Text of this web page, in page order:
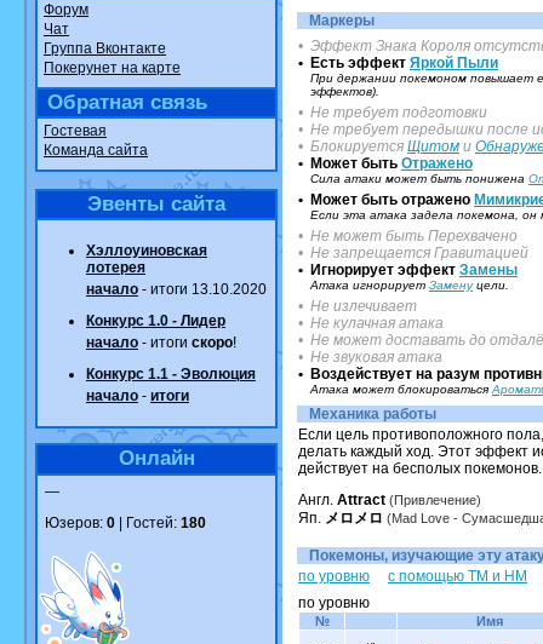
Форум
Чат
Группа Вконтакте
Покерунет на карте
Обратная связь
Гостевая
Команда сайта
Эвенты сайта
Хэллоуиновская
лотерея
начало - итоги 13.10.2020
Конкурс 1.0 - Лидер
начало - итоги скоро!
Конкурс 1.1 - Эволюция
начало - итоги
Онлайн
—
Юзеров: 0 | Гостей: 180
Маркеры
• Эффект Знака Короля
• Есть эффект Яркой Пыли
При держании покемоном повышает
эффектов).
• Не требует подготовки
• Не требует передышки после
• Блокируется Щитом и
• Может быть Отражено
Сила атаки может быть понижена
• Может быть отражено
Если эта атака задела покемона,
• Не может быть Перехвачено
• Не запрещается Гравитацией
• Игнорирует эффект Замены
Атака игнорирует Заменуцели.
• Не излечивает
• Не кулачная атака
• Не может доставать до
• Не звуковая атака
• Воздействует на разум
Атака может блокироваться
Механика работы
Если цель противоположного
делать каждый ход. Этот эффект
действует на бесполых покемонов.
Англ. Attract (Привлечение)
Яп. メロメロ (Mad Love -
Покемоны, изучающие эту
по уровню
с помощью TM и HM
по уровню
№ Имя